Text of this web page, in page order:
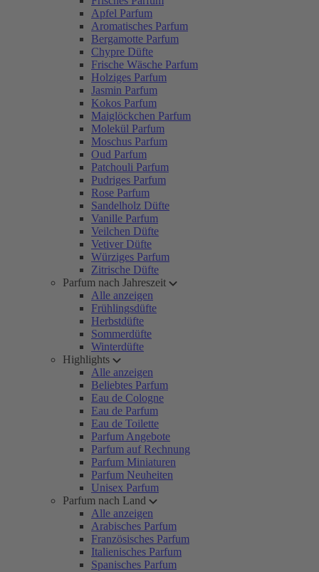
Apfel Parfum
Aromatisches Parfum
Bergamotte Parfum
Chypre Düfte
Frische Wäsche Parfum
Holziges Parfum
Jasmin Parfum
Kokos Parfum
Maiglöckchen Parfum
Molekül Parfum
Moschus Parfum
Oud Parfum
Patchouli Parfum
Pudriges Parfum
Rose Parfum
Sandelholz Düfte
Vanille Parfum
Veilchen Düfte
Vetiver Düfte
Würziges Parfum
Zitrische Düfte
Parfum nach Jahreszeit
Alle anzeigen
Frühlingsdüfte
Herbstdüfte
Sommerdüfte
Winterdüfte
Highlights
Alle anzeigen
Beliebtes Parfum
Eau de Cologne
Eau de Parfum
Eau de Toilette
Parfum Angebote
Parfum auf Rechnung
Parfum Miniaturen
Parfum Neuheiten
Unisex Parfum
Parfum nach Land
Alle anzeigen
Arabisches Parfum
Französisches Parfum
Italienisches Parfum
Spanisches Parfum